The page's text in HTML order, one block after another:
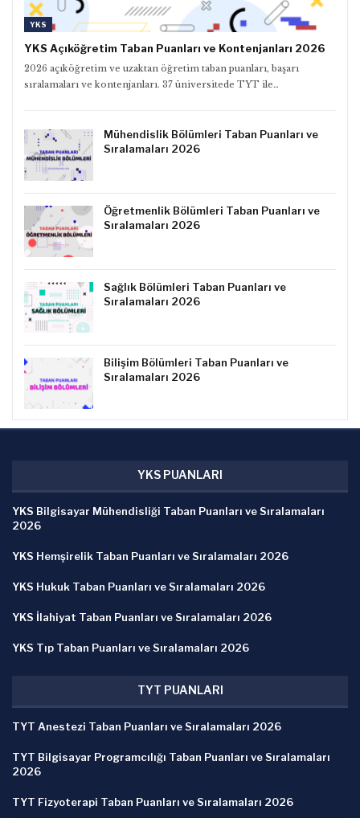
YKS
YKS Açıköğretim Taban Puanları ve Kontenjanları 2026
2026 açıköğretim ve uzaktan öğretim taban puanları, başarı
sıralamaları ve kontenjanları. 37 üniversitede TYT ile…
Mühendislik Bölümleri Taban Puanları ve
Sıralamaları 2026
Öğretmenlik Bölümleri Taban Puanları ve
Sıralamaları 2026
Sağlık Bölümleri Taban Puanları ve
Sıralamaları 2026
Bilişim Bölümleri Taban Puanları ve
Sıralamaları 2026
YKS PUANLARI
YKS Bilgisayar Mühendisliği Taban Puanları ve Sıralamaları
2026
YKS Hemşirelik Taban Puanları ve Sıralamaları 2026
YKS Hukuk Taban Puanları ve Sıralamaları 2026
YKS İlahiyat Taban Puanları ve Sıralamaları 2026
YKS Tıp Taban Puanları ve Sıralamaları 2026
TYT PUANLARI
TYT Anestezi Taban Puanları ve Sıralamaları 2026
TYT Bilgisayar Programcılığı Taban Puanları ve Sıralamaları
2026
TYT Fizyoterapi Taban Puanları ve Sıralamaları 2026